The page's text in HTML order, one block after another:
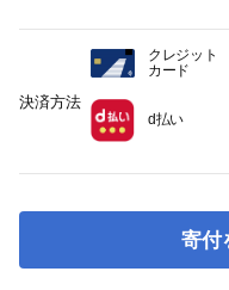
寄付
決済方法
クレジット
カード
d払い